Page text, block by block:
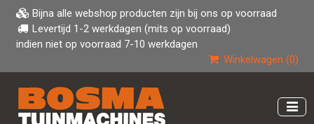
Bijna alle webshop producten zijn bij ons op voorraad
Levertijd 1-2 werkdagen (mits op voorraad)
indien niet op voorraad 7-10 werkdagen
Winkelwagen (0)